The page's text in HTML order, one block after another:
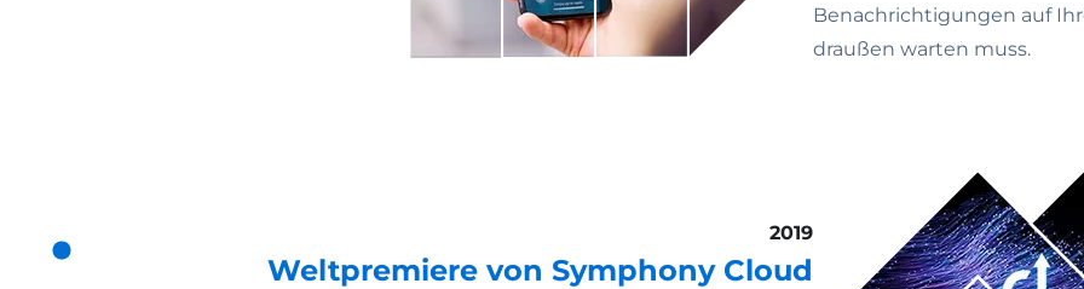
Benachrichtigungen auf
draußen warten muss.
2019
Weltpremiere von Symphony Cloud